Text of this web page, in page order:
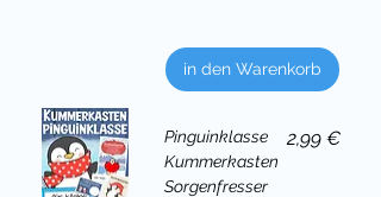
in den Warenkorb
Pinguinklasse
Kummerkasten
Sorgenfresser
Preis
2,99 €